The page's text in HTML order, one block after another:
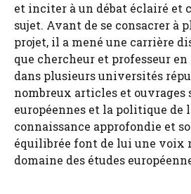
et inciter à un débat éclairé et
sujet. Avant de se consacrer à
projet, il a mené une carrière
que chercheur et professeur
dans plusieurs universités
nombreux articles et
européennes et la politique de
connaissance approfondie et
équilibrée font de lui une voix
domaine des études